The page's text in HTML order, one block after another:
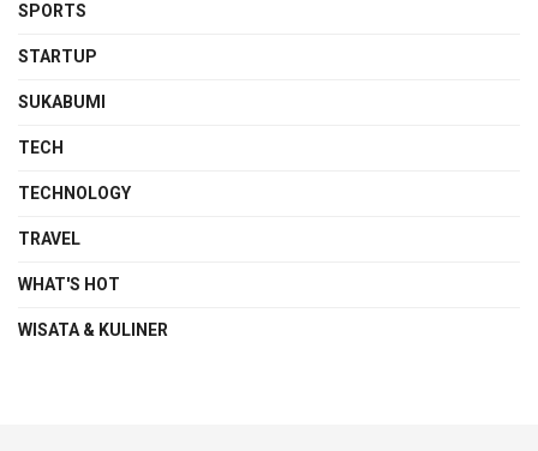
SPORTS
STARTUP
SUKABUMI
TECH
TECHNOLOGY
TRAVEL
WHAT'S HOT
WISATA & KULINER